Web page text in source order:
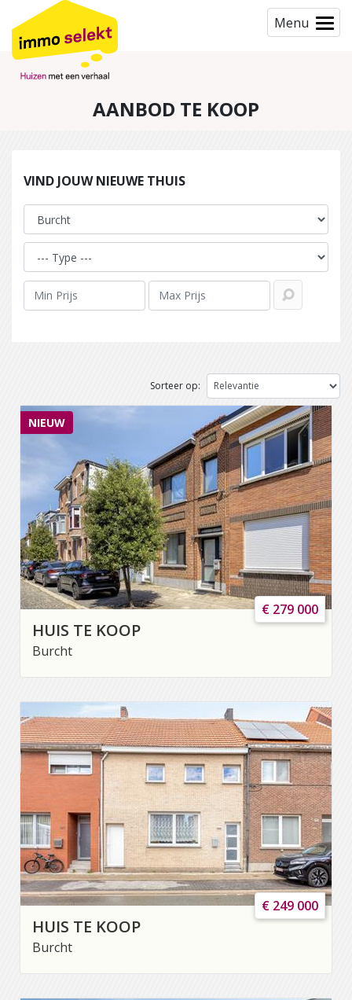
Menu
AANBOD TE KOOP
VIND JOUW NIEUWE THUIS
Sorteer op:
NIEUW
HUIS TE KOOP
Burcht
€ 279 000
HUIS TE KOOP
Burcht
€ 249 000